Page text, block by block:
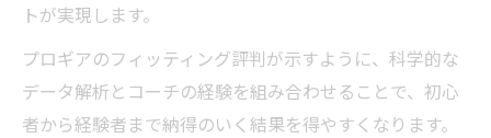
トが実現します。
プロギアのフィッティング評判が示すように、科学的な
データ解析とコーチの経験を組み合わせることで、初心
者から経験者まで納得のいく結果を得やすくなります。